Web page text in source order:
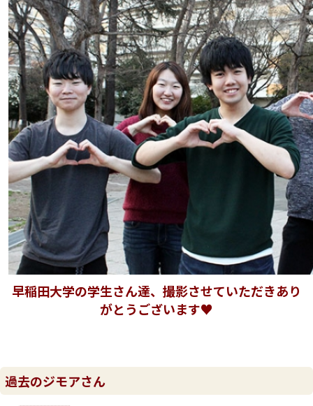
早稲田大学の学生さん達、撮影させていただきあり
がとうございます♥
過去のジモアさん